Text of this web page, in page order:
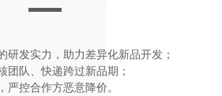
研发实力，助力差异化新品开发；
团队、快递跨过新品期；
严控合作方恶意降价。